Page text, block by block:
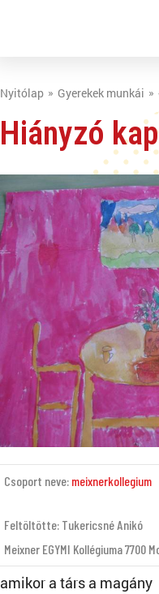
Nyitólap Gyerekek munkái
Hiányzó
Csoport neve: meixnerkollegium
Feltöltötte: Tukericsné Anikó
Meixner EGYMI Kollégiuma 7700
amikor a társ a magány